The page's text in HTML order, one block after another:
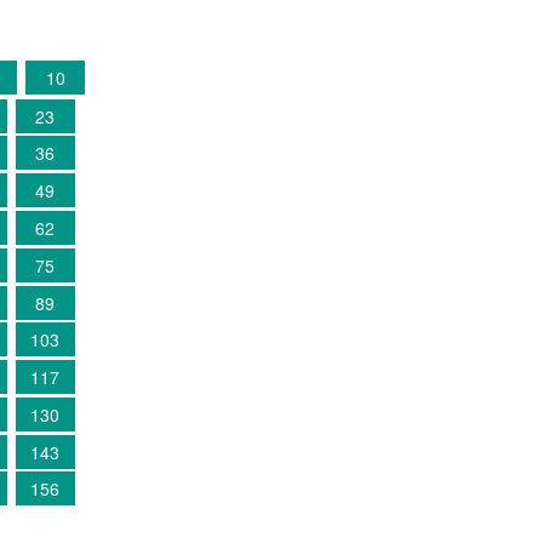
10
23
36
49
62
75
89
103
117
130
143
156